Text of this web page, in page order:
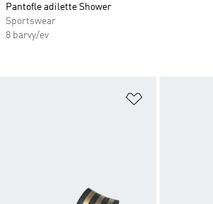
Pantofle adilette Shower
Sportswear
8 barvy/ev